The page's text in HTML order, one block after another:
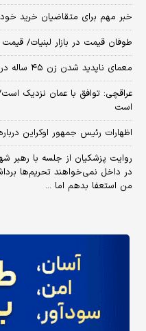
خبر مهم برای متقاضیان خرید خودرو/ این
طوفان قیمت در بازار لبنیات/
معمای ناپدید شدن زن ۴۵ ساله در تهران کشف شد+ جزئیات
عراقچی: توافق با عمان نزدیک
است
اظهارات رئیس جمهور اوکراین
روایت پزشکیان از جلسه با رهبر
در داخل نمی‌خواهند تحریم‌ها
من استعفا بدهم اما ...